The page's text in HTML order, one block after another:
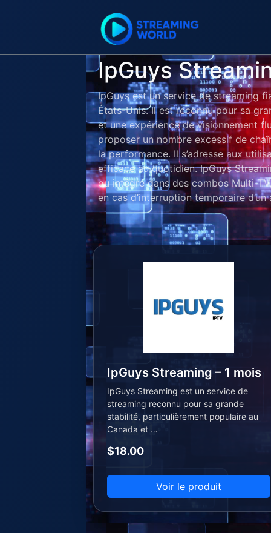
IpGuys
IpGuys est un service de streaming
États-Unis. Il est reconnu pour sa
et une expérience de visionnement
proposer un nombre excessif de
la performance. Il s’adresse aux
efficace au quotidien. IpGuys
ou intégré dans des combos Multi-
en cas d’interruption temporaire
IpGuys Streaming – 1 mois
IpGuys Streaming est un service de
streaming reconnu pour sa grande
stabilité, particulièrement populaire au
Canada et …
$18.00
Voir le produit